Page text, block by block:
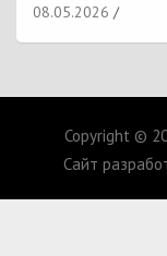
08.05.2026
Copyright ©
Сайт